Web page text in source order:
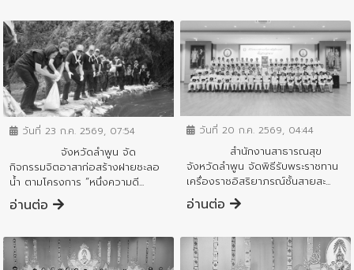
ข่าวกิจกรรมสำคัญจังหวัด
วันที่ 23 ก.ค. 2569, 07:54
จังหวัดลำพูน จัด
กิจกรรมจิตอาสาก่อสร้างฝายชะลอ
น้ำ ตามโครงการ “หนึ่งความดี...
อ่านต่อ
ข่าวกิจกรรมสำคัญจังหวัด
วันที่ 20 ก.ค. 2569, 04:44
สำนักงานสาธารณสุข
จังหวัดลำพูน จัดพิธีรับพระราชทาน
เครื่องราชอิสริยาภรณ์ชั้นสายสะ...
อ่านต่อ